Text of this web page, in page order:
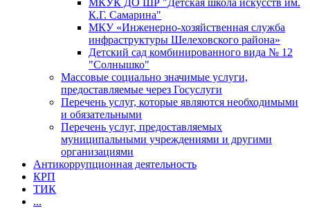
К.Г. Самарина"
МКУ «Инженерно-хозяйственная служба
инфраструктуры Шелеховского района»
Детский сад комбинированного вида № 12
"Солнышко"
Массовые социально значимые услуги,
предоставляемые через Госуслуги
Перечень услуг, которые являются необходимыми
и обязательными
Перечень услуг, предоставляемых
муниципальными учреждениями и другими
организациями
Антикоррупционная деятельность
КРП
ТИК
...